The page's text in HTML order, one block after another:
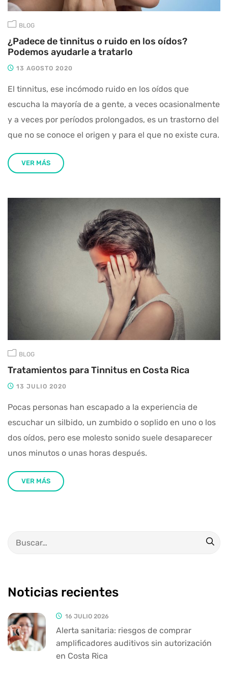
BLOG
¿Padece de tinnitus o ruido en los oídos?
Podemos ayudarle a tratarlo
13 AGOSTO 2020
El tinnitus, ese incómodo ruido en los oídos que
escucha la mayoría de a gente, a veces ocasionalmente
y a veces por períodos prolongados, es un trastorno del
que no se conoce el origen y para el que no existe cura.
VER MÁS
BLOG
Tratamientos para Tinnitus en Costa Rica
13 JULIO 2020
Pocas personas han escapado a la experiencia de
escuchar un silbido, un zumbido o soplido en uno o los
dos oídos, pero ese molesto sonido suele desaparecer
unos minutos o unas horas después.
VER MÁS
Noticias recientes
16 JULIO 2026
Alerta sanitaria: riesgos de comprar
amplificadores auditivos sin autorización
en Costa Rica